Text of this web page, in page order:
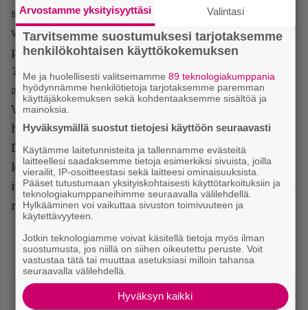
saman tien, ja ennen pitkää Hollywoodin diivat ovat
vastakkain viidakosta löytyvien oikeiden pahojen
poikien kanssa.
Tropic Thunderin
huumori on parhaimmillaan
aidosti oivaltavaa ja herkullisen anarkististakin.
Vahvimmin komediaa kannattelevat Stillerin
herkullisesti machoileva lihaskimppu sekä
Downeyn alati vakavailmeinen ja juuri siksi niin
koominen metodinäyttelijä, joka on teettänyt
itselleen jopa ihopigmenttisiirtoja voidakseen tulkita
ryhmän ainoaa mustaa jäsentä.
Arvostamme yksityisyyttäsi Valintasi
Tarvitsemme suostumuksesi tarjotaksemme
henkilökohtaisen käyttökokemuksen
Me ja huolellisesti valitsemamme 89 teknologiakumppania
hyödynnämme henkilötietoja tarjotaksemme paremman
käyttäjäkokemuksen sekä kohdentaaksemme sisältöä ja
mainoksia.
Hyväksymällä suostut tietojesi käyttöön seuraavasti
Käytämme laitetunnisteita ja tallennamme evästeitä
laitteellesi saadaksemme tietoja esimerkiksi sivuista, joilla
vierailit, IP-osoitteestasi sekä laitteesi ominaisuuksista.
Pääset tutustumaan yksityiskohtaisesti käyttötarkoituksiin ja
teknologiakumppaneihimme seuraavalla välilehdellä.
Hylkääminen voi vaikuttaa sivuston toimivuuteen ja
käytettävyyteen.
Jotkin teknologiamme voivat käsitellä tietoja myös ilman
suostumusta, jos niillä on siihen oikeutettu peruste. Voit
vastustaa tätä tai muuttaa asetuksiasi milloin tahansa
seuraavalla välilehdellä.
Hyväksyn kaikki